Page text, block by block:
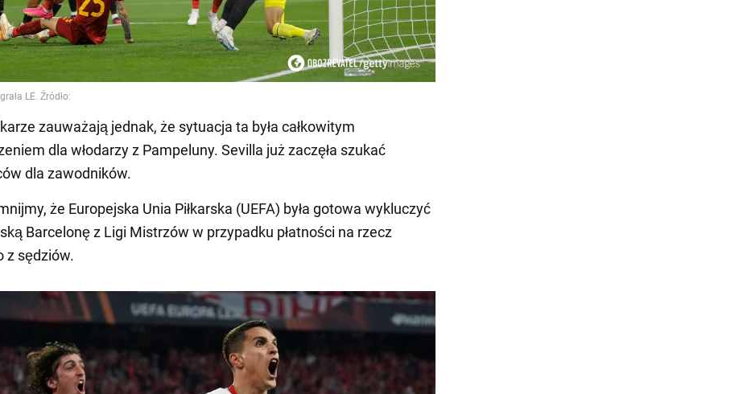
zauważają jednak, że sytuacja ta była całkowitym
dla włodarzy z Pampeluny. Sevilla już zaczęła szukać
dla zawodników.
że Europejska Unia Piłkarska (UEFA) była gotowa wykluczyć
Barcelonę z Ligi Mistrzów w przypadku płatności na rzecz
z sędziów.